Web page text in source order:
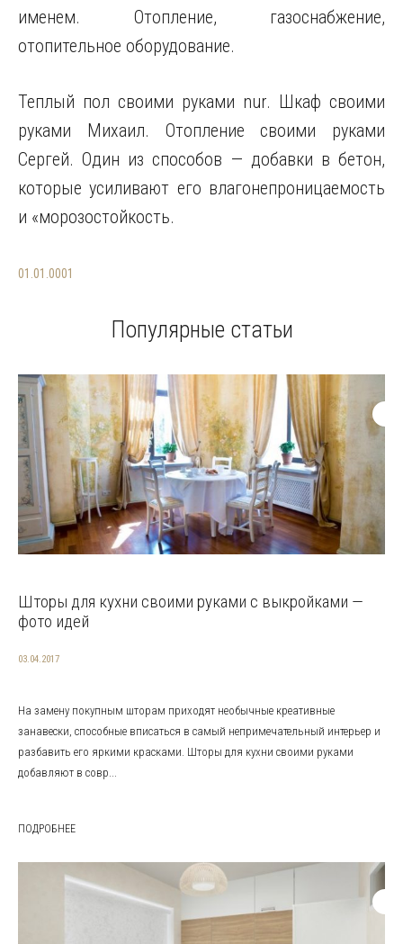
именем. Отопление, газоснабжение,
отопительное оборудование.
Теплый пол своими руками nur. Шкаф своими
руками Михаил. Отопление своими руками
Сергей. Один из способов — добавки в бетон,
которые усиливают его влагонепроницаемость
и «морозостойкость.
01.01.0001
Популярные статьи
Шторы для кухни своими руками с выкройками —
фото идей
03.04.2017
На замену покупным шторам приходят необычные креативные
занавески, способные вписаться в самый непримечательный интерьер и
разбавить его яркими красками. Шторы для кухни своими руками
добавляют в совр...
ПОДРОБНЕЕ